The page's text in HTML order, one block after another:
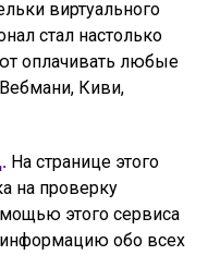
виртуального
стал настолько
оплачивать любые
Киви,
На странице этого
на проверку
этого сервиса
обо всех